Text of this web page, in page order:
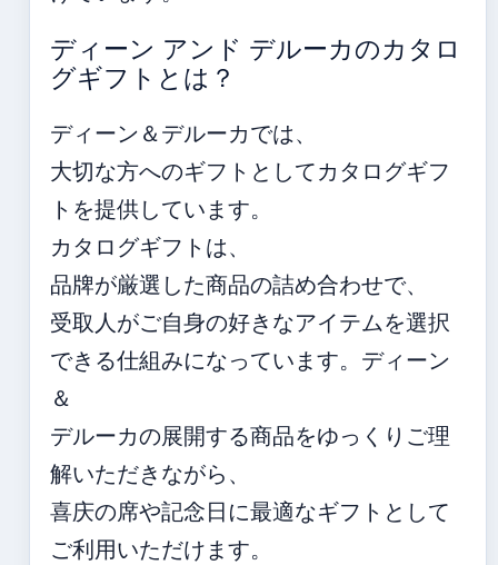
ディーン アンド デルーカのカタロ
グギフトとは？
ディーン＆デルーカでは、
大切な方へのギフトとしてカタログギフ
トを提供しています。
カタログギフトは、
品牌が厳選した商品の詰め合わせで、
受取人がご自身の好きなアイテムを選択
できる仕組みになっています。ディーン
＆
デルーカの展開する商品をゆっくりご理
解いただきながら、
喜庆の席や記念日に最適なギフトとして
ご利用いただけます。